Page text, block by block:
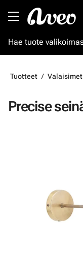
Tuotteet Valaisimet
Precise